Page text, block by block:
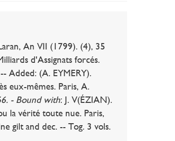
An VII (1799). (4), 35
d'Assignats forcés.
Added: (A. EYMERY).
eux-mêmes. Paris, A.
- Bound with: J. V(ÉZIAN).
la vérité toute nue. Paris,
gilt and dec. -- Tog. 3 vols.